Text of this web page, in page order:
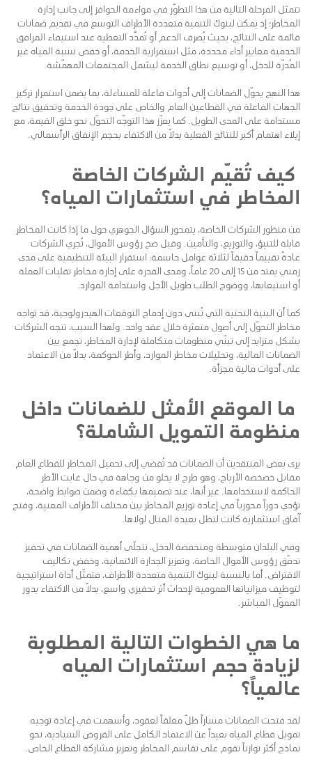
تتمثل المرحلة التالية من هذا التطوّر في مواءمة الحوافز إلى جانب إدارة
المخاطر؛ إذ يمكن لبنوك التنمية متعددة الأطراف التوسع في تقديم ضمانات
قائمة على النتائج، بحيث يُصرف الدعم أو تُمدَّد التغطية عند استيفاء المرافق
الخدمية معايير أداء محددة، مثل استمرارية الخدمة، أو خفض نسبة المياه غير
المُدرّة للدخل، أو توسيع نطاق الخدمة ليشمل المجتمعات المهمّشة.
هذا النهج يحوّل الضمانات إلى أدوات فاعلة للمساءلة، بما يضمن استمرار تركيز
الجهات الفاعلة في القطاعين العام والخاص على جودة الخدمة وتحقيق نتائج
مستدامة على المدى الطويل. كما يعزّز هذا التوجّه التحوّل نحو خلق القيمة، مع
إيلاء اهتمام أكبر للنتائج الفعلية بدلاً من الاكتفاء بحجم الإنفاق الرأسمالي.
كيف تُقيّم الشركات الخاصة
المخاطر في استثمارات المياه؟
من منظور الشركات الخاصة، يتمحور السؤال الجوهري حول ما إذا كانت المخاطر
قابلة للتنبؤ، والتوزيع، والتأمين. وقبل ضخ رؤوس الأموال، تُجري الشركات
عادةً تقييماً دقيقاً لثلاثة عوامل حاسمة: استقرار البيئة التنظيمية على مدى
زمني يمتد من 15 إلى 20 عاماً، ومدى القدرة على إدارة مخاطر تقلبات العملة
أو استيعابها، ووضوح الطلب طويل الأجل واستدامة الموارد.
كما أن البنية التحتية التي تُبنى دون إدماج التوقعات الهيدرولوجية، قد تواجه
مخاطر التحوّل إلى أصول متعثرة خلال عقد واحد. ولهذا السبب، تتجه الشركات
بشكل متزايد إلى تبنّي منظومات متكاملة لإدارة المخاطر، تجمع بين
الضمانات المالية، وتحليلات مخاطر الموارد، وأطر الحوكمة، بدلاً من الاعتماد
على أدوات مالية مجزأة.
ما الموقع الأمثل للضمانات داخل
منظومة التمويل الشاملة؟
يرى بعض المنتقدين أن الضمانات قد تُفضي إلى تحميل المخاطر للقطاع العام
مقابل خصخصة الأرباح، وهو طرح لا يخلو من وجاهة في حال غابت الأطر
الحاكمة لاستخدامها. غير أنها، عند تصميمها بكفاءة وضمن ضوابط واضحة،
تؤدي دوراً محورياً في إعادة توزيع المخاطر بين مختلف الأطراف المعنية، وفتح
آفاق استثمارية كانت لتظل بعيدة المنال لولاها.
وفي البلدان متوسطة ومنخفضة الدخل، تتجلّى أهمية الضمانات في تحفيز
تدفّق رؤوس الأموال الخاصة، وتعزيز الجدارة الائتمانية، وخفض تكاليف
الاقتراض. أما بالنسبة لبنوك التنمية متعددة الأطراف، فتمثّل أداة استراتيجية
لتوظيف ميزانياتها العمومية لإحداث أثر تحفيزي واسع، بدلاً من الاكتفاء بدور
المموّل المباشر.
ما هي الخطوات التالية المطلوبة
لزيادة حجم استثمارات المياه
عالمياً؟
لقد فتحت الضمانات مساراً ظلّ مغلقاً لعقود، وأسهمت في إعادة توجيه
تمويل قطاع المياه بعيداً عن الاعتماد الكامل على القروض السيادية، نحو
نماذج أكثر توازناً تقوم على تقاسم المخاطر وتعزيز مشاركة القطاع الخاص.